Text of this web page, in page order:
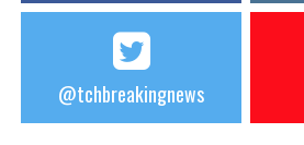
@tchbreakingnews